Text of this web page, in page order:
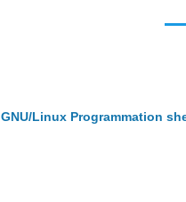
GNU/Linux Programmation